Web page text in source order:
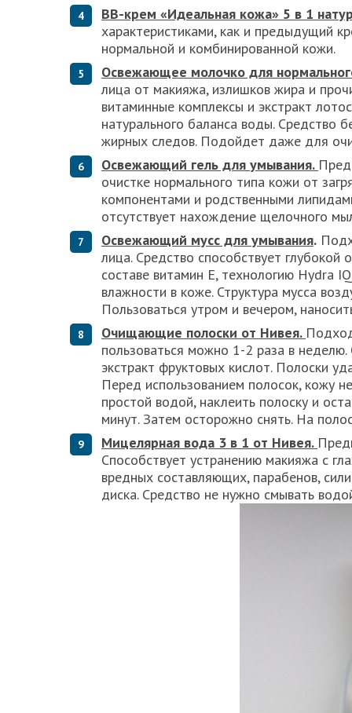
ВВ-крем «Идеальная кожа» 5 в 1
характеристиками, как и предыдущий
нормальной и комбинированной кожи.
Освежающее молочко для
лица от макияжа, излишков жира и
витаминные комплексы и экстракт
натурального баланса воды. Средство
жирных следов. Подойдет даже для
Освежающий гель для умывания.
очистке нормального типа кожи от
компонентами и родственными
отсутствует нахождение щелочного
Освежающий мусс для умывания.
лица. Средство способствует
составе витамин Е, технологию Hydra
влажности в коже. Структура мусса
Пользоваться утром и вечером,
Очищающие полоски от Нивея.
пользоваться можно 1-2 раза в
экстракт фруктовых кислот. Полоски
Перед использованием полосок, кожу
простой водой, наклеить полоску и
минут. Затем осторожно снять. На
Мицелярная вода 3 в 1 от Нивея.
Способствует устранению макияжа с
вредных составляющих, парабенов,
диска. Средство не нужно смывать